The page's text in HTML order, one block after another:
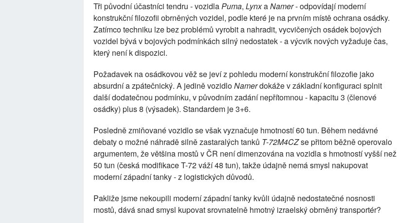
Tři původní účastníci tendru - vozidlaPuma, LynxaNamer- odpovídají moderní
konstrukční filozofii obrněných vozidel, podle které je na prvním místě ochrana osádky.
Zatímco techniku lze bez problémů vyrobit a nahradit, vycvičených osádek bojových
vozidel bývá v bojových podmínkách silný nedostatek - a výcvik nových vyžaduje čas,
který není k dispozici.
Požadavek na osádkovou věž se jeví z pohledu moderní konstrukční filozofie jako
absurdní a zpátečnický. A jedině vozidloNamerdokáže v základní konfiguraci splnit
další dodatečnou podmínku, v původním zadání nepřítomnou - kapacitu 3 (členové
osádky) plus 8 (výsadek). Standardem je 3+6.
Posledně zmiňované vozidlo se však vyznačuje hmotností 60 tun. Během nedávné
debaty o možné náhradě silně zastaralých tanků T-72M4CZse přitom běžně operovalo
argumentem, že většina mostů v ČR není dimenzována na vozidla s hmotností vyšší než
50 tun (česká modifikace T-72 váží 48 tun), takže údajně nemá smysl nakupovat
moderní západní tanky - z logistických důvodů.
Pakliže jsme nekoupili moderní západní tanky kvůli údajně nedostatečné nosnosti
mostů, dává snad smysl kupovat srovnatelně hmotný izraelský obrněný transportér?